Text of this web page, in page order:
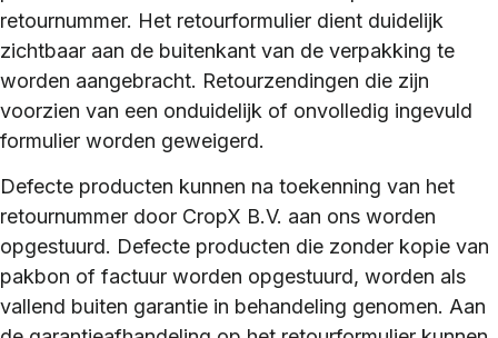
retournummer. Het retourformulier dient duidelijk
zichtbaar aan de buitenkant van de verpakking te
worden aangebracht. Retourzendingen die zijn
voorzien van een onduidelijk of onvolledig ingevuld
formulier worden geweigerd.
Defecte producten kunnen na toekenning van het
retournummer door CropX B.V. aan ons worden
opgestuurd. Defecte producten die zonder kopie van
pakbon of factuur worden opgestuurd, worden als
vallend buiten garantie in behandeling genomen. Aan